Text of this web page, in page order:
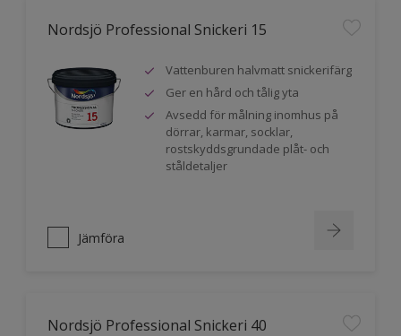
Nordsjö Professional Snickeri 15
Vattenburen halvmatt snickerifärg
Ger en hård och tålig yta
Avsedd för målning inomhus på
dörrar, karmar, socklar,
rostskyddsgrundade plåt- och
ståldetaljer
Jämföra
Nordsjö Professional Snickeri 40